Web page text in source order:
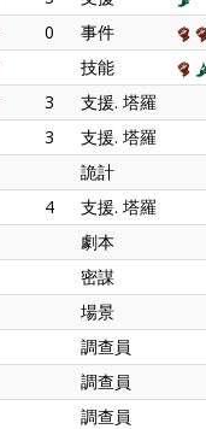
0 事件
技能
3 支援. 塔羅
3 支援. 塔羅
詭計
4 支援. 塔羅
劇本
密謀
場景
調查員
調查員
調查員